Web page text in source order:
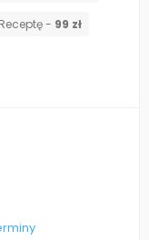
- 99 zł